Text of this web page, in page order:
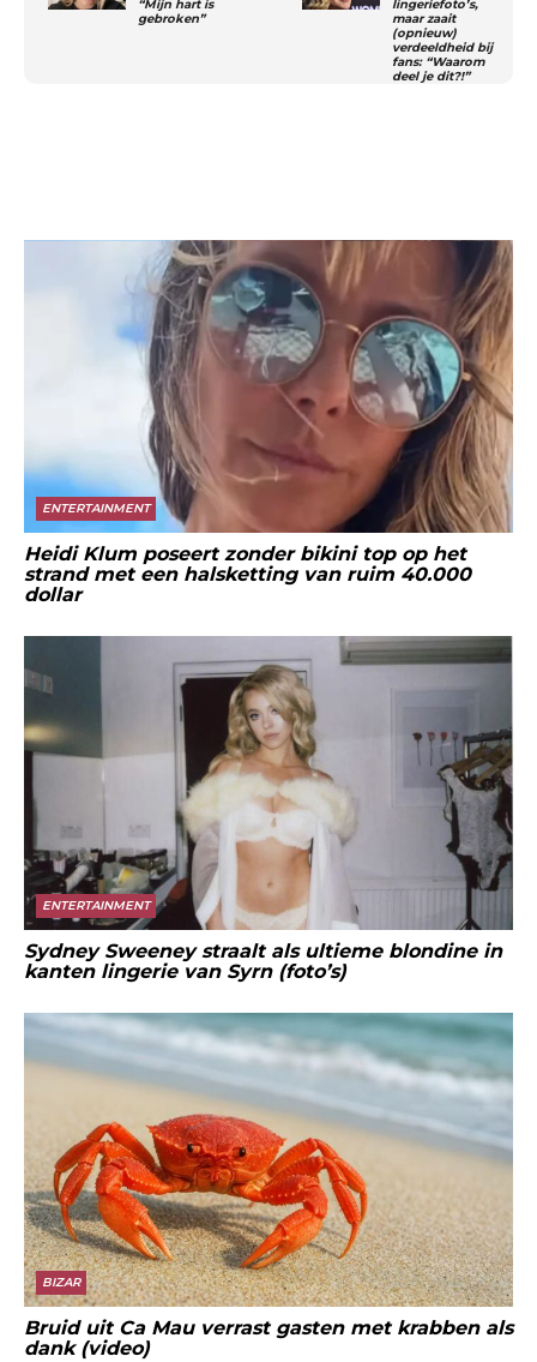
“Mijn hart is
gebroken”
lingeriefoto’s,
maar zaait
(opnieuw)
verdeeldheid bij
fans: “Waarom
deel je dit?!”
ENTERTAINMENT
Heidi Klum poseert zonder bikini top op het
strand met een halsketting van ruim 40.000
dollar
ENTERTAINMENT
Sydney Sweeney straalt als ultieme blondine in
kanten lingerie van Syrn (foto’s)
BIZAR
Bruid uit Ca Mau verrast gasten met krabben als
dank (video)